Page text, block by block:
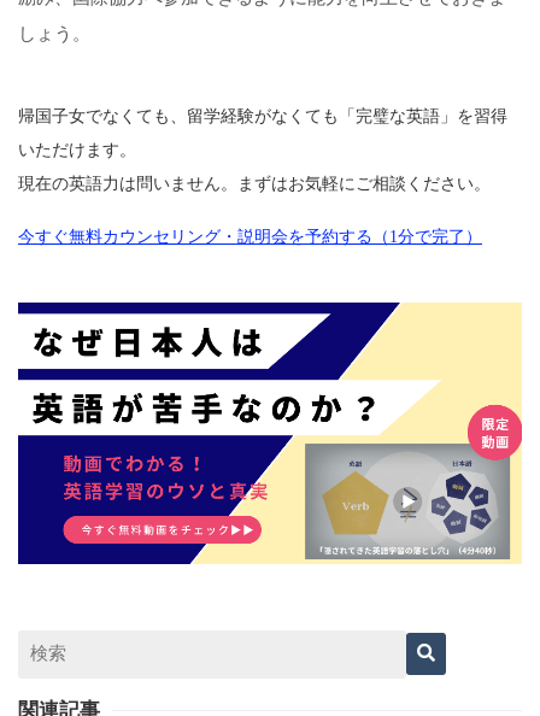
しょう。
帰国子女でなくても、留学経験がなくても「完璧な英語」を習得
いただけます。
現在の英語力は問いません。まずはお気軽にご相談ください。
今すぐ無料カウンセリング・説明会を予約する（1分で完了）
関連記事